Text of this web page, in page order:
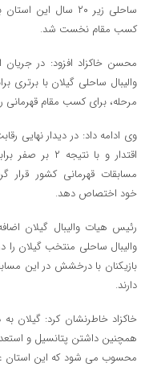
ساحلی زیر ۲۰ سال
کسب مقام نخست شد.
محسن خاکزاد افزود: در
والیبال ساحلی گیلان با برتری
مرحله، برای کسب مقام قهرمانی
اقتدار و با
مسابقات قهرمانی کشور قرار
خود اختصاص دهد.
رئیس هیات والیبال گیلان
والیبال ساحلی منتخب گیلان
بازیکنان با درخشش در این
دارند.
خاکزاد خاطرنشان کرد: گیلان
همچنین داشتن پتانسیل و
محسوب می شود که این استان